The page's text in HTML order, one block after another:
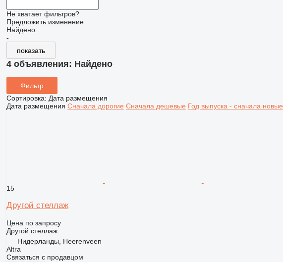
Не хватает фильтров?
Предложить изменение
Найдено:
-
показать
4 объявления: Найдено
Фильтр
Сортировка: Дата размещения
Дата размещения Сначала дорогие Сначала дешевые Год выпуска - сначала новые
15
Другой стеллаж
Цена по запросу
Другой стеллаж
Нидерланды, Heerenveen
Altra
Связаться с продавцом